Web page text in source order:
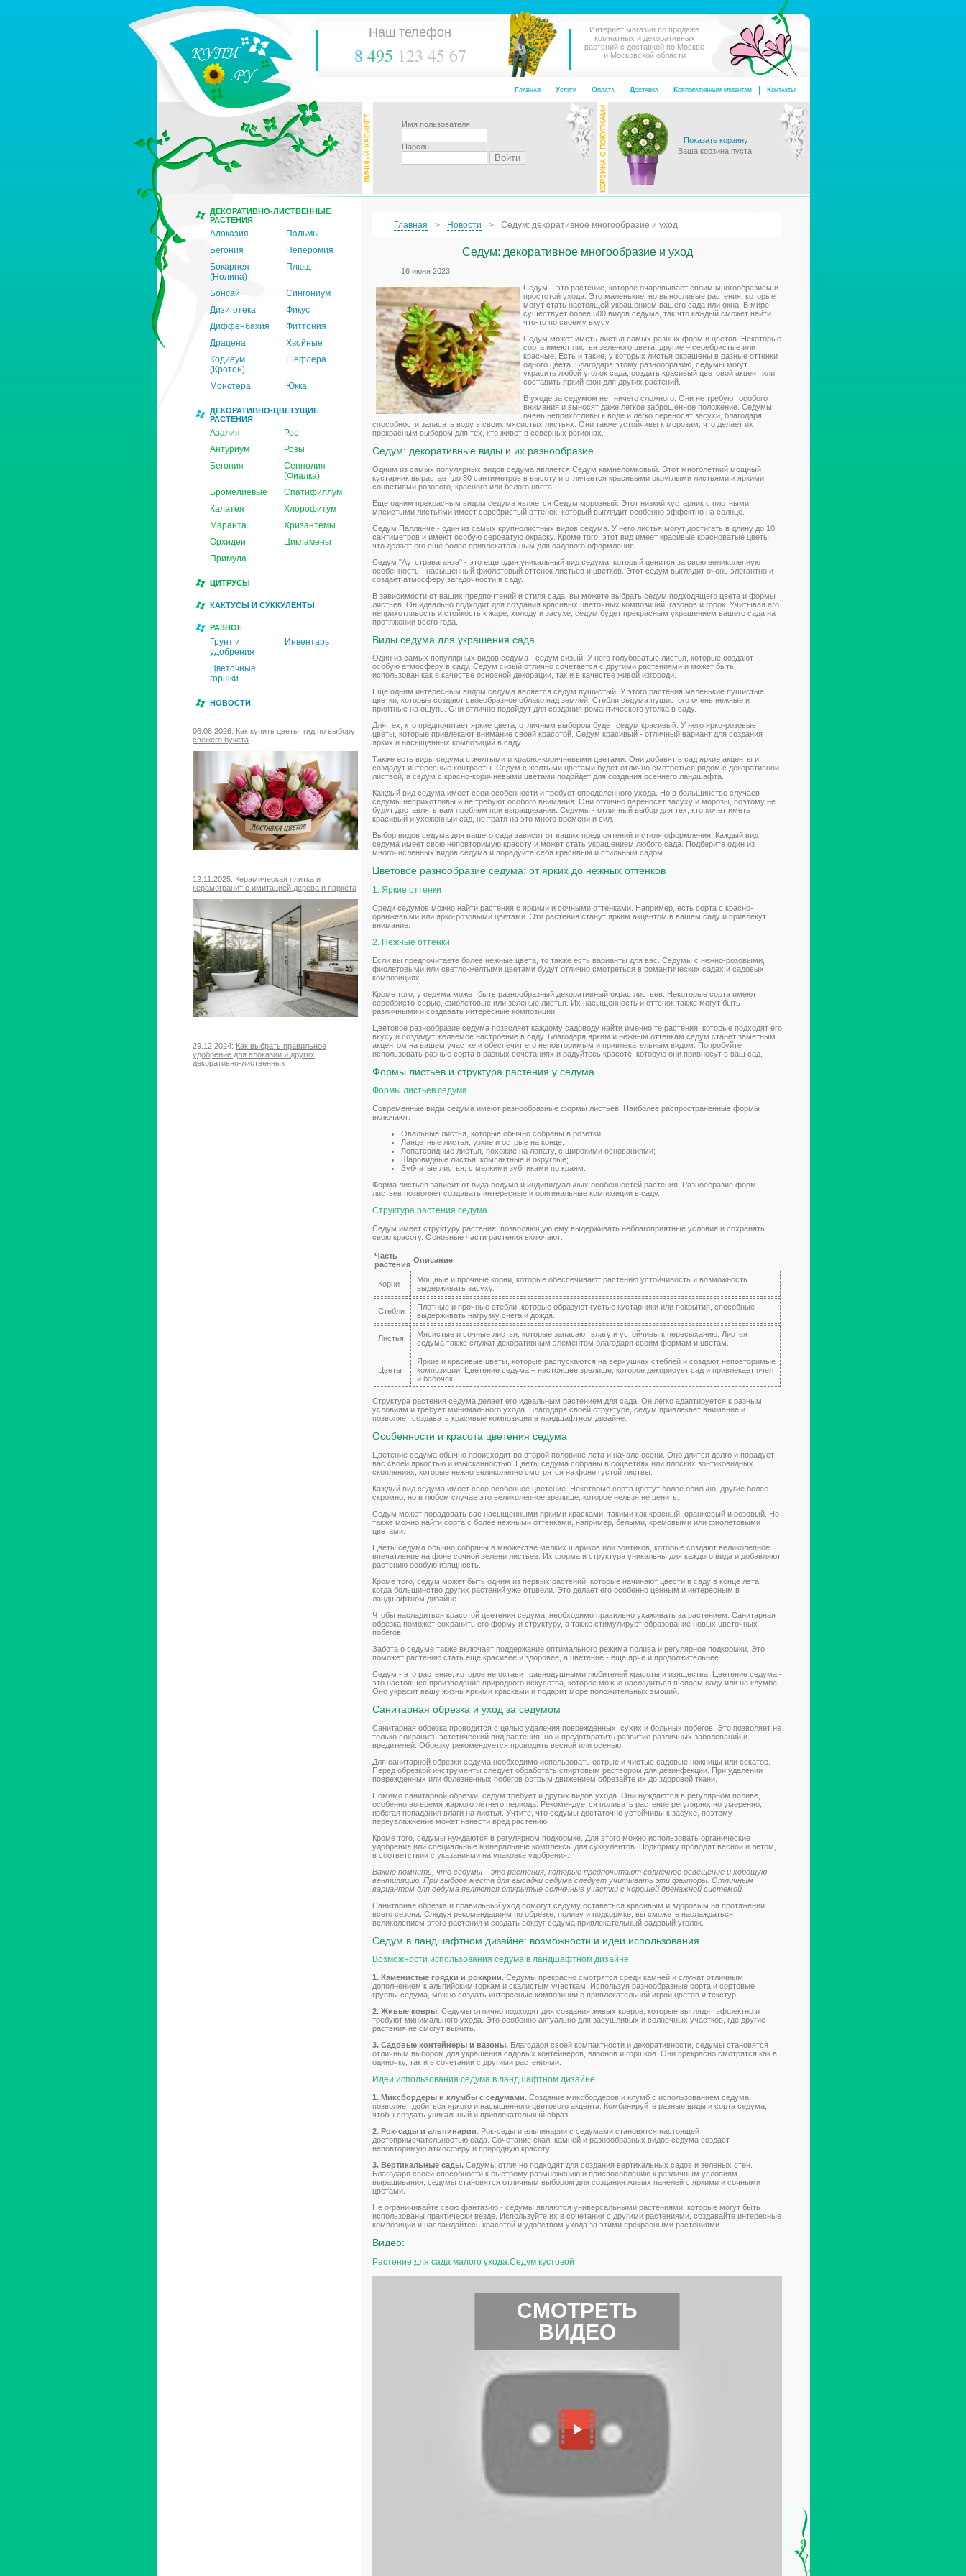
Наш телефон
8 495 123 45 67
Интернет магазин по продаже
комнатных и декоративных
растений с доставкой по Москве
и Московской области
Контакты
Корпоративным клиентам
Доставка
Оплата
Услуги
Главная
Имя пользователя
Пароль
Показать корзину
Ваша корзина пуста.
ДЕКОРАТИВНО-ЛИСТВЕННЫЕ
РАСТЕНИЯ
Алоказия
Пальмы
Бегония
Пеперомия
Бокарнея
(Нолина)
Плющ
Бонсай
Сингониум
Дизиготека
Фикус
Диффенбахия
Фиттония
Драцена
Хвойные
Кодиеум
(Кротон)
Шефлера
Монстера Юкка
ДЕКОРАТИВНО-ЦВЕТУЩИЕ
РАСТЕНИЯ
Азалия
Рео
Антуриум
Розы
Бегония
Сенполия
(Фиалка)
Бромелиевые
Спатифиллум
Калатея
Хлорофитум
Маранта
Хризантемы
Орхидеи
Цикламены
Примула
ЦИТРУСЫ
КАКТУСЫ И СУККУЛЕНТЫ
РАЗНОЕ
Грунт и
удобрения
Инвентарь
Цветочные
горшки
НОВОСТИ
06.08.2026: Как купить цветы: гид по выбору
свежего букета
12.11.2025: Керамическая плитка и
керамогранит с имитацией дерева и паркета
29.12.2024: Как выбрать правильное
удобрение для алоказии и других
декоративно-лиственных
Главная Новости Седум: декоративное многообразие и уход
Седум: декоративное многообразие и уход
16 июня 2023
Седум – это растение, которое очаровывает своим многообразием и
простотой ухода. Это маленькие, но выносливые растения, которые
могут стать настоящей украшением вашего сада или окна. В мире
существует более 500 видов седума, так что каждый сможет найти
что-то по своему вкусу.
Седум может иметь листья самых разных форм и цветов. Некоторые
сорта имеют листья зеленого цвета, другие – серебристые или
красные. Есть и такие, у которых листья окрашены в разные оттенки
одного цвета. Благодаря этому разнообразию, седумы могут
украсить любой уголок сада, создать красивый цветовой акцент или
составить яркий фон для других растений.
В уходе за седумом нет ничего сложного. Они не требуют особого
внимания и выносят даже легкое заброшенное положение. Седумы
очень неприхотливы к воде и легко переносят засухи, благодаря
способности запасать воду в своих мясистых листьях. Они также устойчивы к морозам, что делает их
прекрасным выбором для тех, кто живет в северных регионах.
Седум: декоративные виды и их разнообразие
Одним из самых популярных видов седума является Седум камнеломковый. Этот многолетний мощный
кустарник вырастает до 30 сантиметров в высоту и отличается красивыми округлыми листьями и яркими
соцветиями розового, красного или белого цвета.
Еще одним прекрасным видом седума является Седум морозный. Этот низкий кустарник с плотными,
мясистыми листьями имеет серебристый оттенок, который выглядит особенно эффектно на солнце.
Седум Палланче - один из самых крупнолистных видов седума. У него листья могут достигать в длину до 10
сантиметров и имеют особую сероватую окраску. Кроме того, этот вид имеет красивые красноватые цветы,
что делает его еще более привлекательным для садового оформления.
Седум "Аутстраваганза" - это еще один уникальный вид седума, который ценится за свою великолепную
особенность - насыщенный фиолетовый оттенок листьев и цветков. Этот седум выглядит очень элегантно и
создает атмосферу загадочности в саду.
В зависимости от ваших предпочтений и стиля сада, вы можете выбрать седум подходящего цвета и формы
листьев. Он идеально подходит для создания красивых цветочных композиций, газонов и горок. Учитывая его
неприхотливость и стойкость к жаре, холоду и засухе, седум будет прекрасным украшением вашего сада на
протяжении всего года.
Виды седума для украшения сада
Один из самых популярных видов седума - седум сизый. У него голубоватые листья, которые создают
особую атмосферу в саду. Седум сизый отлично сочетается с другими растениями и может быть
использован как в качестве основной декорации, так и в качестве живой изгороди.
Еще одним интересным видом седума является седум пушистый. У этого растения маленькие пушистые
цветки, которые создают своеобразное облако над землей. Стебли седума пушистого очень нежные и
приятные на ощупь. Они отлично подойдут для создания романтического уголка в саду.
Для тех, кто предпочитает яркие цвета, отличным выбором будет седум красивый. У него ярко-розовые
цветы, которые привлекают внимание своей красотой. Седум красивый - отличный вариант для создания
ярких и насыщенных композиций в саду.
Также есть виды седума с желтыми и красно-коричневыми цветами. Они добавят в сад яркие акценты и
создадут интересные контрасты. Седум с желтыми цветами будет отлично смотреться рядом с декоративной
листвой, а седум с красно-коричневыми цветами подойдет для создания осеннего ландшафта.
Каждый вид седума имеет свои особенности и требует определенного ухода. Но в большинстве случаев
седумы неприхотливы и не требуют особого внимания. Они отлично переносят засуху и морозы, поэтому не
будут доставлять вам проблем при выращивании. Седумы - отличный выбор для тех, кто хочет иметь
красивый и ухоженный сад, не тратя на это много времени и сил.
Выбор видов седума для вашего сада зависит от ваших предпочтений и стиля оформления. Каждый вид
седума имеет свою неповторимую красоту и может стать украшением любого сада. Подберите один из
многочисленных видов седума и порадуйте себя красивым и стильным садом.
Цветовое разнообразие седума: от ярких до нежных оттенков
1. Яркие оттенки
Среди седумов можно найти растения с яркими и сочными оттенками. Например, есть сорта с красно-
оранжевыми или ярко-розовыми цветами. Эти растения станут ярким акцентом в вашем саду и привлекут
внимание.
2. Нежные оттенки
Если вы предпочитаете более нежные цвета, то также есть варианты для вас. Седумы с нежно-розовыми,
фиолетовыми или светло-желтыми цветами будут отлично смотреться в романтических садах и садовых
композициях.
Кроме того, у седума может быть разнообразный декоративный окрас листьев. Некоторые сорта имеют
серебристо-серые, фиолетовые или зеленые листья. Их насыщенность и оттенок также могут быть
различными и создавать интересные композиции.
Цветовое разнообразие седума позволяет каждому садоводу найти именно те растения, которые подходят его
вкусу и создадут желаемое настроение в саду. Благодаря ярким и нежным оттенкам седум станет заметным
акцентом на вашем участке и обеспечит его неповторимым и привлекательным видом. Попробуйте
использовать разные сорта в разных сочетаниях и радуйтесь красоте, которую они привнесут в ваш сад.
Формы листьев и структура растения у седума
Формы листьев седума
Современные виды седума имеют разнообразные формы листьев. Наиболее распространенные формы
включают:
Овальные листья, которые обычно собраны в розетки;
Ланцетные листья, узкие и острые на конце;
Лопатевидные листья, похожие на лопату, с широкими основаниями;
Шаровидные листья, компактные и округлые;
Зубчатые листья, с мелкими зубчиками по краям.
Форма листьев зависит от вида седума и индивидуальных особенностей растения. Разнообразие форм
листьев позволяет создавать интересные и оригинальные композиции в саду.
Структура растения седума
Седум имеет структуру растения, позволяющую ему выдерживать неблагоприятные условия и сохранять
свою красоту. Основные части растения включают:
Часть
растения Описание
Корни
Мощные и прочные корни, которые обеспечивают растению устойчивость и возможность
выдерживать засуху.
Стебли
Плотные и прочные стебли, которые образуют густые кустарники или покрытия, способные
выдерживать нагрузку снега и дождя.
Листья
Мясистые и сочные листья, которые запасают влагу и устойчивы к пересыханию. Листья
седума также служат декоративным элементом благодаря своим формам и цветам.
Цветы
Яркие и красивые цветы, которые распускаются на верхушках стеблей и создают неповторимые
композиции. Цветение седума – настоящее зрелище, которое декорирует сад и привлекает пчел
и бабочек.
Структура растения седума делает его идеальным растением для сада. Он легко адаптируется к разным
условиям и требует минимального ухода. Благодаря своей структуре, седум привлекает внимание и
позволяет создавать красивые композиции в ландшафтном дизайне.
Особенности и красота цветения седума
Цветение седума обычно происходит во второй половине лета и начале осени. Оно длится долго и порадует
вас своей яркостью и изысканностью. Цветы седума собраны в соцветиях или плоских зонтиковидных
скоплениях, которые нежно великолепно смотрятся на фоне густой листвы.
Каждый вид седума имеет свое особенное цветение. Некоторые сорта цветут более обильно, другие более
скромно, но в любом случае это великолепное зрелище, которое нельзя не ценить.
Седум может порадовать вас насыщенными яркими красками, такими как красный, оранжевый и розовый. Но
также можно найти сорта с более нежными оттенками, например, белыми, кремовыми или фиолетовыми
цветами.
Цветы седума обычно собраны в множестве мелких шариков или зонтиков, которые создают великолепное
впечатление на фоне сочной зелени листьев. Их форма и структура уникальны для каждого вида и добавляют
растению особую изящность.
Кроме того, седум может быть одним из первых растений, которые начинают цвести в саду в конце лета,
когда большинство других растений уже отцвели. Это делает его особенно ценным и интересным в
ландшафтном дизайне.
Чтобы насладиться красотой цветения седума, необходимо правильно ухаживать за растением. Санитарная
обрезка поможет сохранить его форму и структуру, а также стимулирует образование новых цветочных
побегов.
Забота о седуме также включает поддержание оптимального режима полива и регулярное подкормки. Это
поможет растению стать еще красивее и здоровее, а цветение - еще ярче и продолжительнее.
Седум - это растение, которое не оставит равнодушными любителей красоты и изящества. Цветение седума -
это настоящее произведение природного искусства, которое можно насладиться в своем саду или на клумбе.
Оно украсит вашу жизнь яркими красками и подарит море положительных эмоций.
Санитарная обрезка и уход за седумом
Санитарная обрезка проводится с целью удаления поврежденных, сухих и больных побегов. Это позволяет не
только сохранить эстетический вид растения, но и предотвратить развитие различных заболеваний и
вредителей. Обрезку рекомендуется проводить весной или осенью.
Для санитарной обрезки седума необходимо использовать острые и чистые садовые ножницы или секатор.
Перед обрезкой инструменты следует обработать спиртовым раствором для дезинфекции. При удалении
поврежденных или болезненных побегов острым движением обрезайте их до здоровой ткани.
Помимо санитарной обрезки, седум требует и других видов ухода. Они нуждаются в регулярном поливе,
особенно во время жаркого летнего периода. Рекомендуется поливать растение регулярно, но умеренно,
избегая попадания влаги на листья. Учтите, что седумы достаточно устойчивы к засухе, поэтому
переувлажнение может нанести вред растению.
Кроме того, седумы нуждаются в регулярном подкормке. Для этого можно использовать органические
удобрения или специальные минеральные комплексы для суккулентов. Подкормку проводят весной и летом,
в соответствии с указаниями на упаковке удобрения.
Важно помнить, что седумы – это растения, которые предпочитают солнечное освещение и хорошую
вентиляцию. При выборе места для высадки седума следует учитывать эти факторы. Отличным
вариантом для седума являются открытые солнечные участки с хорошей дренажной системой.
Санитарная обрезка и правильный уход помогут седуму оставаться красивым и здоровым на протяжении
всего сезона. Следуя рекомендациям по обрезке, поливу и подкормке, вы сможете наслаждаться
великолепием этого растения и создать вокруг седума привлекательный садовый уголок.
Седум в ландшафтном дизайне: возможности и идеи использования
Возможности использования седума в ландшафтном дизайне
1. Каменистые грядки и рокарии. Седумы прекрасно смотрятся среди камней и служат отличным
дополнением к альпийским горкам и скалистым участкам. Используя разнообразные сорта и сортовые
группы седума, можно создать интересные композиции с привлекательной игрой цветов и текстур.
2. Живые ковры. Седумы отлично подходят для создания живых ковров, которые выглядят эффектно и
требуют минимального ухода. Это особенно актуально для засушливых и солнечных участков, где другие
растения не смогут выжить.
3. Садовые контейнеры и вазоны. Благодаря своей компактности и декоративности, седумы становятся
отличным выбором для украшения садовых контейнеров, вазонов и горшков. Они прекрасно смотрятся как в
одиночку, так и в сочетании с другими растениями.
Идеи использования седума в ландшафтном дизайне
1. Миксбордеры и клумбы с седумами. Создание миксбордеров и клумб с использованием седума
позволяет добиться яркого и насыщенного цветового акцента. Комбинируйте разные виды и сорта седума,
чтобы создать уникальный и привлекательный образ.
2. Рок-сады и альпинарии. Рок-сады и альпинарии с седумами становятся настоящей
достопримечательностью сада. Сочетание скал, камней и разнообразных видов седума создает
неповторимую атмосферу и природную красоту.
3. Вертикальные сады. Седумы отлично подходят для создания вертикальных садов и зеленых стен.
Благодаря своей способности к быстрому размножению и приспособлению к различным условиям
выращивания, седумы становятся отличным выбором для создания живых панелей с яркими и сочными
цветами.
Не ограничивайте свою фантазию - седумы являются универсальными растениями, которые могут быть
использованы практически везде. Используйте их в сочетании с другими растениями, создавайте интересные
композиции и наслаждайтесь красотой и удобством ухода за этими прекрасными растениями.
Видео:
Растение для сада малого ухода.Седум кустовой
СМОТРЕТЬ
ВИДЕО